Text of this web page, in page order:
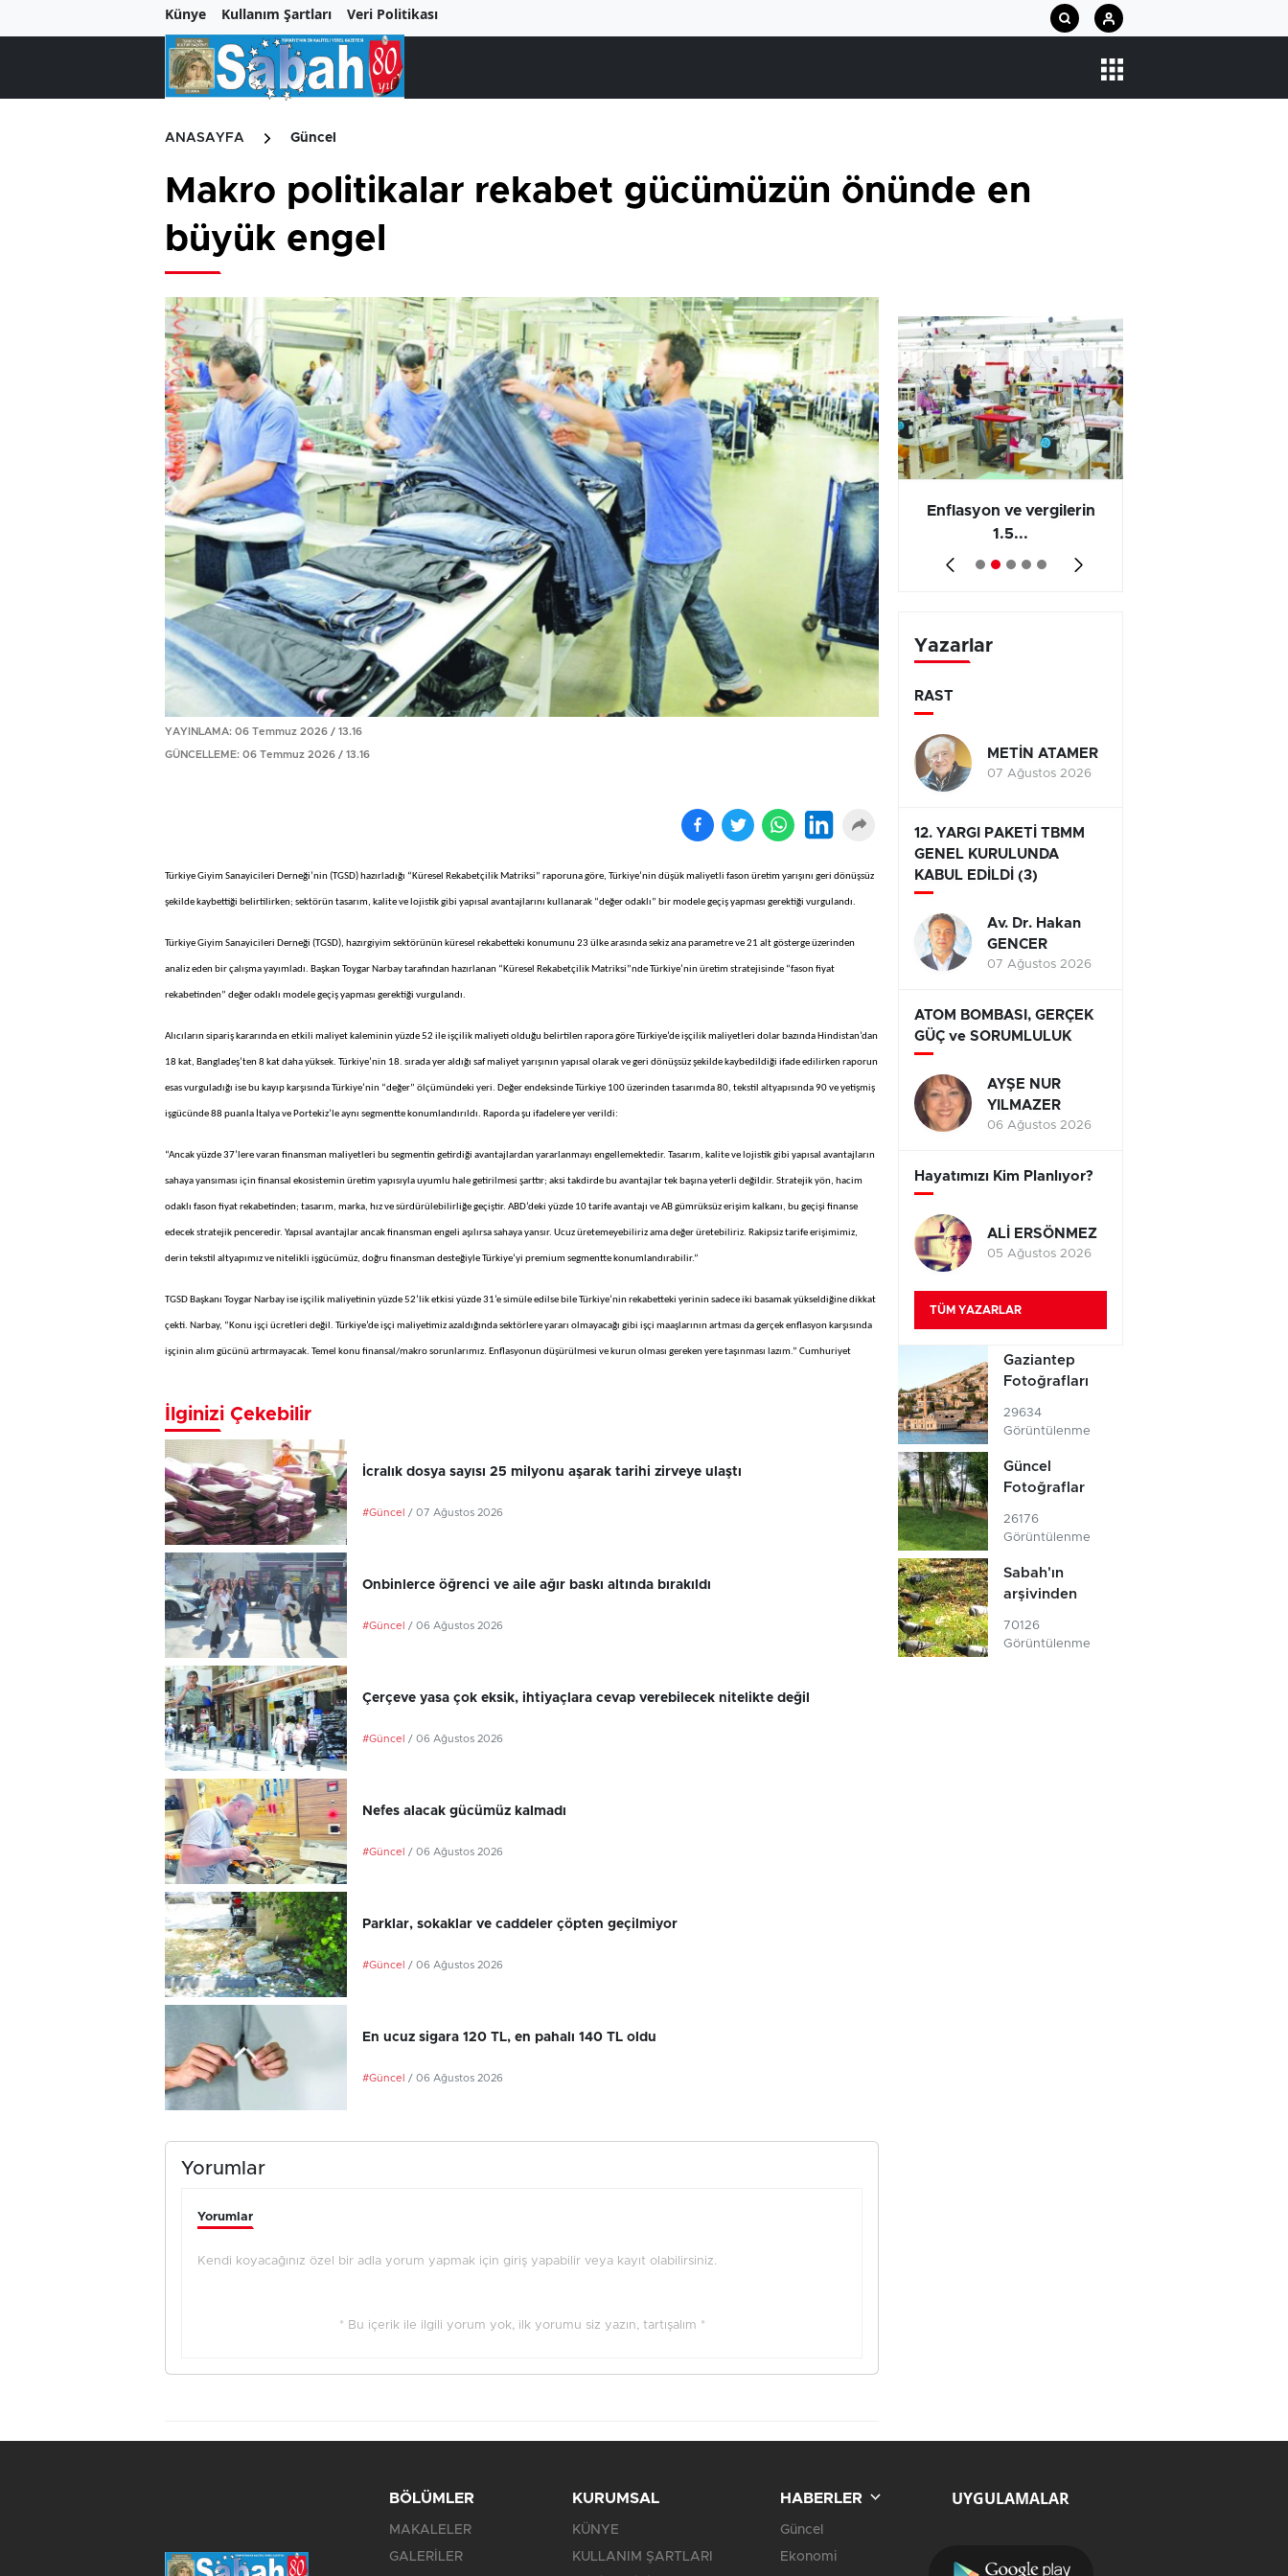
Künye Kullanım Şartları Veri Politikası
ANASAYFA Güncel
Makro politikalar rekabet gücümüzün önünde en
büyük engel
YAYINLAMA: 06 Temmuz 2026 / 13.16
GÜNCELLEME: 06 Temmuz 2026 / 13.16
Türkiye Giyim Sanayicileri Derneği’nin (TGSD) hazırladığı “Küresel Rekabetçilik Matriksi” raporuna göre, Türkiye’nin düşük maliyetli fason üretim yarışını geri dönüşsüz
şekilde kaybettiği belirtilirken; sektörün tasarım, kalite ve lojistik gibi yapısal avantajlarını kullanarak “değer odaklı” bir modele geçiş yapması gerektiği vurgulandı.
Türkiye Giyim Sanayicileri Derneği (TGSD), hazırgiyim sektörünün küresel rekabetteki konumunu 23 ülke arasında sekiz ana parametre ve 21 alt gösterge üzerinden
analiz eden bir çalışma yayımladı. Başkan Toygar Narbay tarafından hazırlanan “Küresel Rekabetçilik Matriksi”nde Türkiye’nin üretim stratejisinde “fason fiyat
rekabetinden” değer odaklı modele geçiş yapması gerektiği vurgulandı.
Alıcıların sipariş kararında en etkili maliyet kaleminin yüzde 52 ile işçilik maliyeti olduğu belirtilen rapora göre Türkiye’de işçilik maliyetleri dolar bazında Hindistan’dan
18 kat, Bangladeş’ten 8 kat daha yüksek. Türkiye’nin 18. sırada yer aldığı saf maliyet yarışının yapısal olarak ve geri dönüşsüz şekilde kaybedildiği ifade edilirken raporun
esas vurguladığı ise bu kayıp karşısında Türkiye’nin “değer” ölçümündeki yeri. Değer endeksinde Türkiye 100 üzerinden tasarımda 80, tekstil altyapısında 90 ve yetişmiş
işgücünde 88 puanla İtalya ve Portekiz’le aynı segmentte konumlandırıldı. Raporda şu ifadelere yer verildi:
“Ancak yüzde 37’lere varan finansman maliyetleri bu segmentin getirdiği avantajlardan yararlanmayı engellemektedir. Tasarım, kalite ve lojistik gibi yapısal avantajların
sahaya yansıması için finansal ekosistemin üretim yapısıyla uyumlu hale getirilmesi şarttır; aksi takdirde bu avantajlar tek başına yeterli değildir. Stratejik yön, hacim
odaklı fason fiyat rekabetinden; tasarım, marka, hız ve sürdürülebilirliğe geçiştir. ABD’deki yüzde 10 tarife avantajı ve AB gümrüksüz erişim kalkanı, bu geçişi finanse
edecek stratejik penceredir. Yapısal avantajlar ancak finansman engeli aşılırsa sahaya yansır. Ucuz üretemeyebiliriz ama değer üretebiliriz. Rakipsiz tarife erişimimiz,
derin tekstil altyapımız ve nitelikli işgücümüz, doğru finansman desteğiyle Türkiye’yi premium segmentte konumlandırabilir.”
TGSD Başkanı Toygar Narbay ise işçilik maliyetinin yüzde 52’lik etkisi yüzde 31’e simüle edilse bile Türkiye’nin rekabetteki yerinin sadece iki basamak yükseldiğine dikkat
çekti. Narbay, “Konu işçi ücretleri değil. Türkiye’de işçi maliyetimiz azaldığında sektörlere yararı olmayacağı gibi işçi maaşlarının artması da gerçek enflasyon karşısında
işçinin alım gücünü artırmayacak. Temel konu finansal/makro sorunlarımız. Enflasyonun düşürülmesi ve kurun olması gereken yere taşınması lazım.” Cumhuriyet
İlginizi Çekebilir
İcralık dosya sayısı 25 milyonu aşarak tarihi zirveye ulaştı
#Güncel / 07 Ağustos 2026
Onbinlerce öğrenci ve aile ağır baskı altında bırakıldı
#Güncel / 06 Ağustos 2026
Çerçeve yasa çok eksik, ihtiyaçlara cevap verebilecek nitelikte değil
#Güncel / 06 Ağustos 2026
Nefes alacak gücümüz kalmadı
#Güncel / 06 Ağustos 2026
Parklar, sokaklar ve caddeler çöpten geçilmiyor
#Güncel / 06 Ağustos 2026
En ucuz sigara 120 TL, en pahalı 140 TL oldu
#Güncel / 06 Ağustos 2026
Yorumlar
Yorumlar
Kendi koyacağınız özel bir adla yorum yapmak için giriş yapabilir veya kayıt olabilirsiniz.
* Bu içerik ile ilgili yorum yok, ilk yorumu siz yazın, tartışalım *
Birçok uyku hastalığının
tan...
En ucuz sigara 120 TL, en
Enflasyon ve vergilerin
1.5...
Yazarlar
RAST
METİN ATAMER
07 Ağustos 2026
12. YARGI PAKETİ TBMM
GENEL KURULUNDA
KABUL EDİLDİ (3)
Av. Dr. Hakan
GENCER
07 Ağustos 2026
ATOM BOMBASI, GERÇEK
GÜÇ ve SORUMLULUK
AYŞE NUR
YILMAZER
06 Ağustos 2026
Hayatımızı Kim Planlıyor?
ALİ ERSÖNMEZ
05 Ağustos 2026
TÜM YAZARLAR
Gaziantep
Fotoğrafları
29634
Görüntülenme
Güncel
Fotoğraflar
26176
Görüntülenme
Sabah'ın
arşivinden
70126
Görüntülenme
BÖLÜMLER
MAKALELER
GALERİLER
KURUMSAL
KÜNYE
KULLANIM ŞARTLARI
HABERLER
Güncel
Ekonomi
UYGULAMALAR